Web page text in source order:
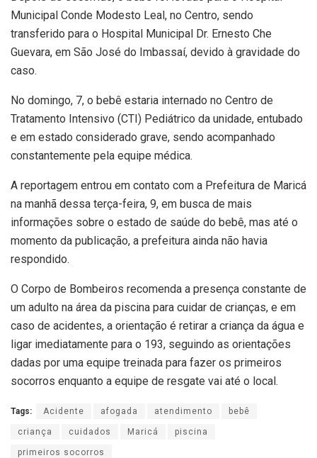
Municipal Conde Modesto Leal, no Centro, sendo
transferido para o Hospital Municipal Dr. Ernesto Che
Guevara, em São José do Imbassaí, devido à gravidade do
caso.
No domingo, 7, o bebê estaria internado no Centro de
Tratamento Intensivo (CTI) Pediátrico da unidade, entubado
e em estado considerado grave, sendo acompanhado
constantemente pela equipe médica.
A reportagem entrou em contato com a Prefeitura de Maricá
na manhã dessa terça-feira, 9, em busca de mais
informações sobre o estado de saúde do bebê, mas até o
momento da publicação, a prefeitura ainda não havia
respondido.
O Corpo de Bombeiros recomenda a presença constante de
um adulto na área da piscina para cuidar de crianças, e em
caso de acidentes, a orientação é retirar a criança da água e
ligar imediatamente para o 193, seguindo as orientações
dadas por uma equipe treinada para fazer os primeiros
socorros enquanto a equipe de resgate vai até o local.
Tags: Acidente afogada atendimento bebê
criança cuidados Maricá piscina
primeiros socorros